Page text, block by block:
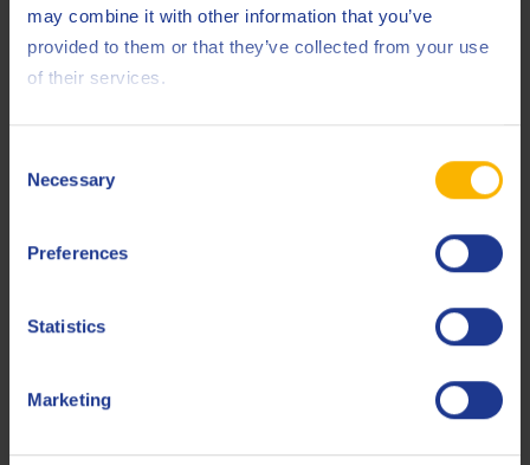
may combine it with other information that you’ve
provided to them or that they’ve collected from your use
of their services.
Selection
Necessary
Preferences
Statistics
Marketing
25 MAART 2019
LEES ARTIKEL